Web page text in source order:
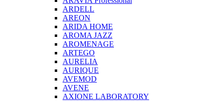
ARDELL
AREON
ARIDA HOME
AROMA JAZZ
AROMENAGE
ARTEGO
AURELIA
AURIQUE
AVEMOD
AVENE
AXIONE LABORATORY